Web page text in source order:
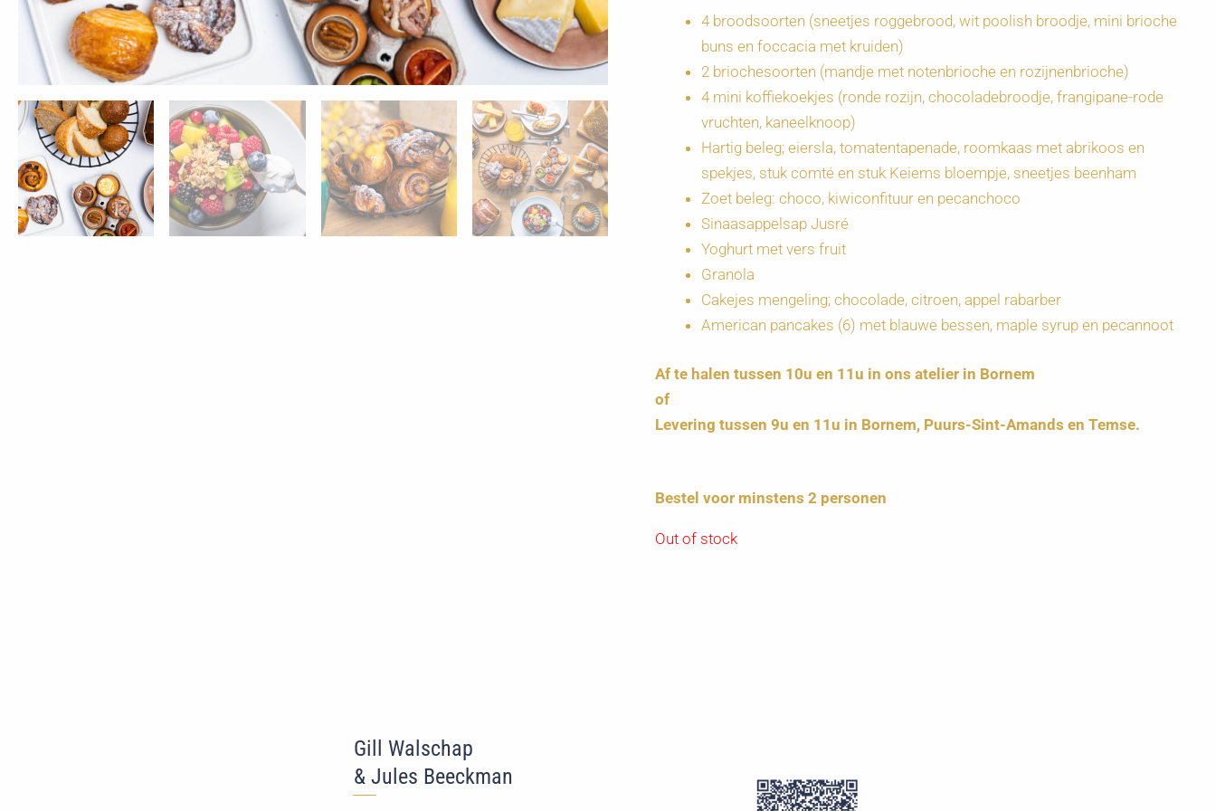
4 broodsoorten (sneetjes roggebrood, wit poolish broodje, mini brioche
buns en foccacia met kruiden)
2 briochesoorten (mandje met notenbrioche en rozijnenbrioche)
4 mini koffiekoekjes (ronde rozijn, chocoladebroodje, frangipane-rode
vruchten, kaneelknoop)
Hartig beleg; eiersla, tomatentapenade, roomkaas met abrikoos en
spekjes, stuk comté en stuk Keiems bloempje, sneetjes beenham
Zoet beleg: choco, kiwiconfituur en pecanchoco
Sinaasappelsap Jusré
Yoghurt met vers fruit
Granola
Cakejes mengeling; chocolade, citroen, appel rabarber
American pancakes (6) met blauwe bessen, maple syrup en pecannoot
Af te halen tussen 10u en 11u in ons atelier in Bornem
of
Levering tussen 9u en 11u in Bornem, Puurs-Sint-Amands en Temse.
Bestel voor minstens 2 personen
Out of stock
Gill Walschap
& Jules Beeckman